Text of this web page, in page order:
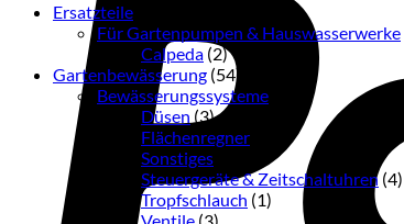
Ersatzteile
Für Gartenpumpen & Hauswasserwerke
Calpeda (2)
Gartenbewässerung (54)
Bewässerungssysteme
Düsen (3)
Flächenregner
Sonstiges
Steuergeräte & Zeitschaltuhren (4)
Tropfschlauch (1)